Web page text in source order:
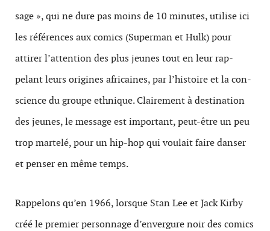
sage », qui ne dure pas moins de 10 min­utes, utilise ici
les références aux comics (Super­man et Hulk) pour
attirer l’attention des plus jeunes tout en leur rap­
pelant leurs orig­ines africaines, par l’histoire et la con­
science du groupe eth­nique. Claire­ment à destina­tion
des jeunes, le mes­sage est impor­tant, peut-être un peu
trop martelé, pour un hip-hop qui voulait faire danser
et penser en même temps.
Rappelons qu’en 1966, lorsque Stan Lee et Jack Kirby
créé le premier personnage d’envergure noir des comics